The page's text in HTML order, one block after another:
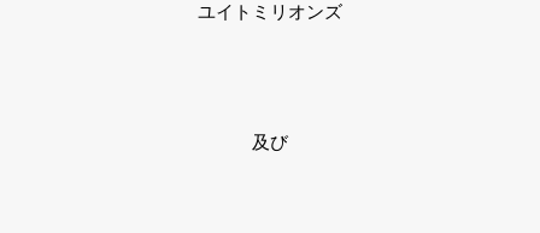
ユイトミリオンズ
及び